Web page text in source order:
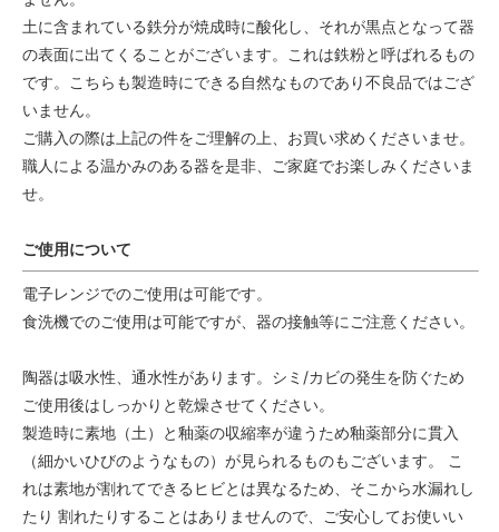
土に含まれている鉄分が焼成時に酸化し、それが黒点となって器
の表面に出てくることがございます。これは鉄粉と呼ばれるもの
です。こちらも製造時にできる自然なものであり不良品ではござ
いません。
ご購入の際は上記の件をご理解の上、お買い求めくださいませ。
職人による温かみのある器を是非、ご家庭でお楽しみくださいま
せ。
ご使用について
電子レンジでのご使用は可能です。
食洗機でのご使用は可能ですが、器の接触等にご注意ください。
陶器は吸水性、通水性があります。シミ/カビの発生を防ぐため
ご使用後はしっかりと乾燥させてください。
製造時に素地（土）と釉薬の収縮率が違うため釉薬部分に貫入
（細かいひびのようなもの）が見られるものもございます。 こ
れは素地が割れてできるヒビとは異なるため、そこから水漏れし
たり 割れたりすることはありませんので、ご安心してお使いい